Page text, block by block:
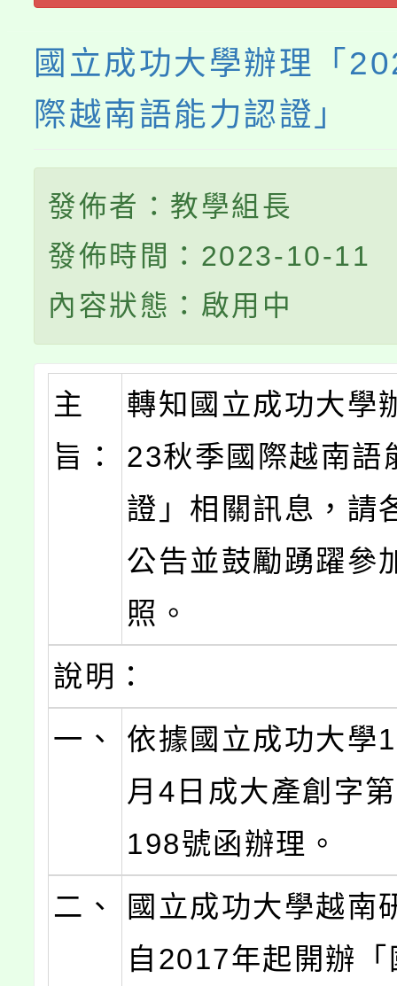
國立成功大學辦理「
際越南語能力認證」
發佈者：教學組長
發佈時間：2023-10-11
內容狀態：啟用中
主
旨：
轉知國立成功大學
23秋季國際越南語
證」相關訊息，請
公告並鼓勵踴躍參
照。
說明：
一、
依據國立成功大學
月4日成大產創字
198號函辦理。
二、
國立成功大學越南
自2017年起開辦